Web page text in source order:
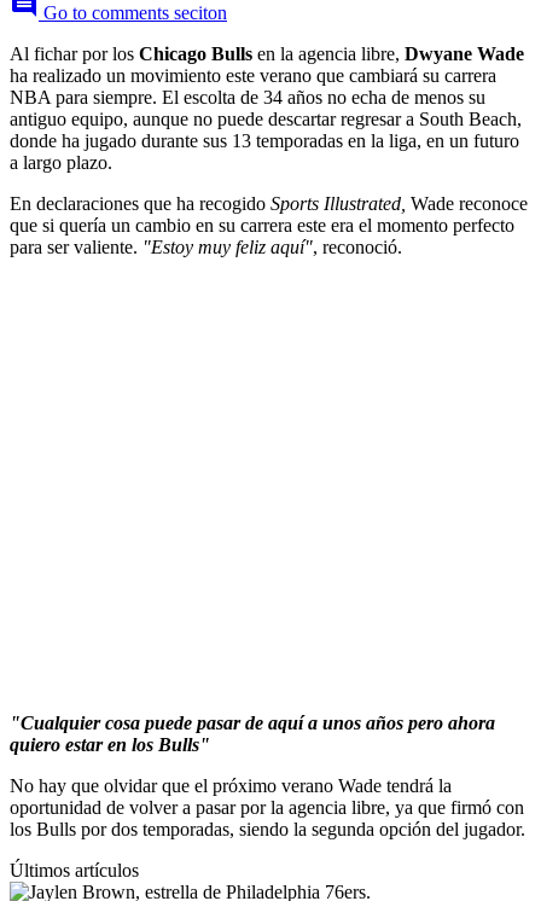
Go to comments seciton
Al fichar por los Chicago Bulls en la agencia libre, Dwyane Wade
ha realizado un movimiento este verano que cambiará su carrera
NBA para siempre. El escolta de 34 años no echa de menos su
antiguo equipo, aunque no puede descartar regresar a South Beach,
donde ha jugado durante sus 13 temporadas en la liga, en un futuro
a largo plazo.
En declaraciones que ha recogido Sports Illustrated, Wade reconoce
que si quería un cambio en su carrera este era el momento perfecto
para ser valiente. "Estoy muy feliz aquí", reconoció.
"Cualquier cosa puede pasar de aquí a unos años pero ahora
quiero estar en los Bulls"
No hay que olvidar que el próximo verano Wade tendrá la
oportunidad de volver a pasar por la agencia libre, ya que firmó con
los Bulls por dos temporadas, siendo la segunda opción del jugador.
Últimos artículos